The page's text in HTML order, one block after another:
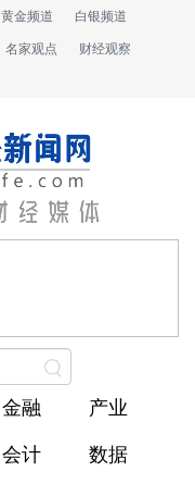
黄金频道 白银频道
名家观点 财经观察
金融 产业
会计 数据